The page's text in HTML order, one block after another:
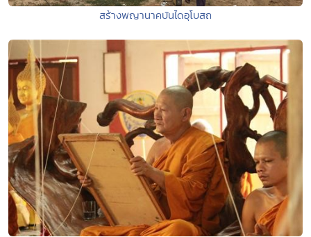
สร้างพญานาคบันไดอุโบสถ